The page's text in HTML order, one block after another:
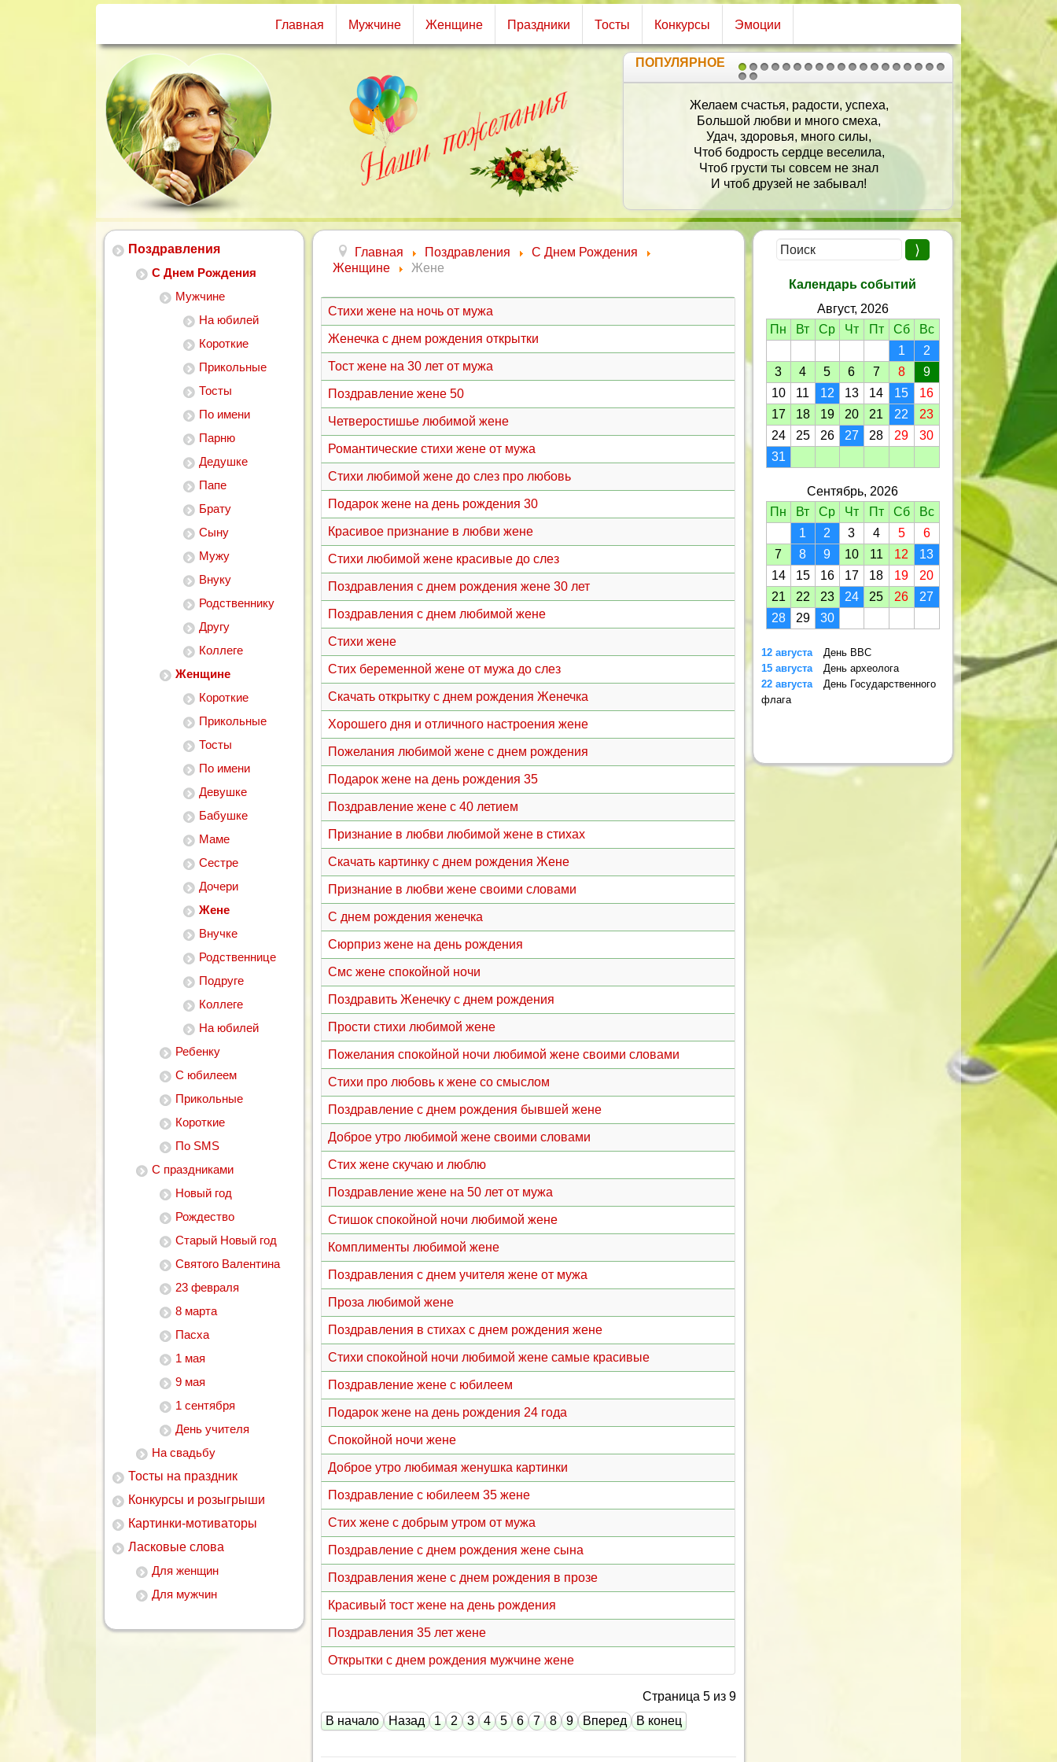
Главная Мужчине Женщине Праздники Тосты Конкурсы Эмоции
1 2
2021
ПОПУЛЯРНОЕ
Желаем счастья, радости, успеха,
Большой любви и много смеха,
Удач, здоровья, много силы,
Чтоб бодрость сердце веселила,
Чтоб грусти ты совсем не знал
И чтоб друзей не забывал!
Поздравления
С Днем Рождения
Мужчине
На юбилей
Короткие
Прикольные
Тосты
По имени
Парню
Дедушке
Папе
Брату
Сыну
Мужу
Внуку
Родственнику
Другу
Коллеге
Женщине
Короткие
Прикольные
Тосты
По имени
Девушке
Бабушке
Маме
Сестре
Дочери
Жене
Внучке
Родственнице
Подруге
Коллеге
На юбилей
Ребенку
С юбилеем
Прикольные
Короткие
По SMS
С праздниками
Новый год
Рождество
Старый Новый год
Святого Валентина
23 февраля
8 марта
Пасха
1 мая
9 мая
1 сентября
День учителя
На свадьбу
Тосты на праздник
Конкурсы и розыгрыши
Картинки-мотиваторы
Ласковые слова
Для женщин
Для мужчин
Главная Поздравления
С Днем Рождения
Женщине
Жене
Стихи жене на ночь от мужа
Женечка с днем рождения открытки
Тост жене на 30 лет от мужа
Поздравление жене 50
Четверостишье любимой жене
Романтические стихи жене от мужа
Стихи любимой жене до слез про любовь
Подарок жене на день рождения 30
Красивое признание в любви жене
Стихи любимой жене красивые до слез
Поздравления с днем рождения жене 30 лет
Поздравления с днем любимой жене
Стихи жене
Стих беременной жене от мужа до слез
Скачать открытку с днем рождения Женечка
Хорошего дня и отличного настроения жене
Пожелания любимой жене с днем рождения
Подарок жене на день рождения 35
Поздравление жене с 40 летием
Признание в любви любимой жене в стихах
Скачать картинку с днем рождения Жене
Признание в любви жене своими словами
С днем рождения женечка
Сюрприз жене на день рождения
Смс жене спокойной ночи
Поздравить Женечку с днем рождения
Прости стихи любимой жене
Пожелания спокойной ночи любимой жене своими словами
Стихи про любовь к жене со смыслом
Поздравление с днем рождения бывшей жене
Доброе утро любимой жене своими словами
Стих жене скучаю и люблю
Поздравление жене на 50 лет от мужа
Стишок спокойной ночи любимой жене
Комплименты любимой жене
Поздравления с днем учителя жене от мужа
Проза любимой жене
Поздравления в стихах с днем рождения жене
Стихи спокойной ночи любимой жене самые красивые
Поздравление жене с юбилеем
Подарок жене на день рождения 24 года
Спокойной ночи жене
Доброе утро любимая женушка картинки
Поздравление с юбилеем 35 жене
Стих жене с добрым утром от мужа
Поздравление с днем рождения жене сына
Поздравления жене с днем рождения в прозе
Красивый тост жене на день рождения
Поздравления 35 лет жене
Открытки с днем рождения мужчине жене
Страница 5 из 9
В начало
Назад 1 2 3 4 5 6 7 8 9 Вперед В конец
Календарь событий
Август, 2026
Пн
Вт Ср Чт Пт Сб
Вс
1
2
3
4 5 6 7 8
9
10
11 12 13 14 15
16
17
18 19 20 21 22
23
24
25 26 27 28 29
30
31
Сентябрь, 2026
Пн
Вт Ср Чт Пт Сб
Вс
1
2 3 4 5
6
7
8 9 10 11 12
13
14
15 16 17 18 19
20
21
22 23 24 25 26
27
28
29 30
12 августа
День ВВС
15 августа
День археолога
22 августа
День Государственного
флага